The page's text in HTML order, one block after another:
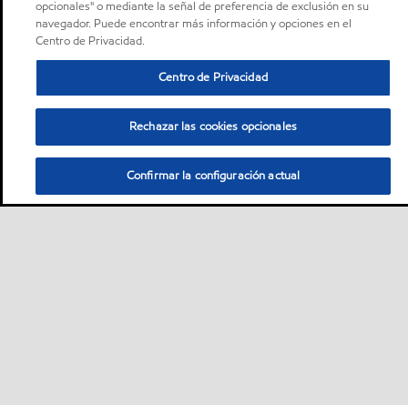
opcionales" o mediante la señal de preferencia de exclusión en su
navegador. Puede encontrar más información y opciones en el
Centro de Privacidad.
Centro de Privacidad
Rechazar las cookies opcionales
Confirmar la configuración actual